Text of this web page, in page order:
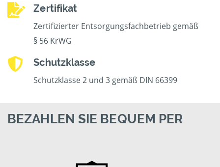
Zertifikat
Zertifizierter Entsorgungsfachbetrieb gemäß
§ 56 KrWG
Schutzklasse
Schutzklasse 2 und 3 gemäß DIN 66399
BEZAHLEN SIE BEQUEM PER